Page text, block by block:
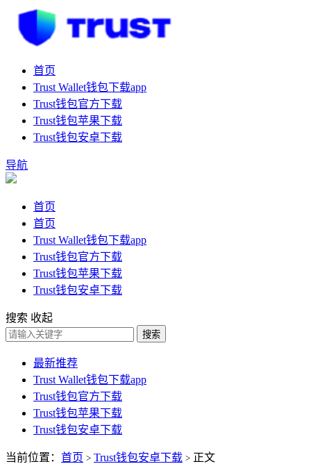
首页
Trust Wallet钱包下载app
Trust钱包官方下载
Trust钱包苹果下载
Trust钱包安卓下载
导航
首页
首页
Trust Wallet钱包下载app
Trust钱包官方下载
Trust钱包苹果下载
Trust钱包安卓下载
搜索 收起
搜索
最新推荐
Trust Wallet钱包下载app
Trust钱包官方下载
Trust钱包苹果下载
Trust钱包安卓下载
当前位置： 首页 > Trust钱包安卓下载 > 正文